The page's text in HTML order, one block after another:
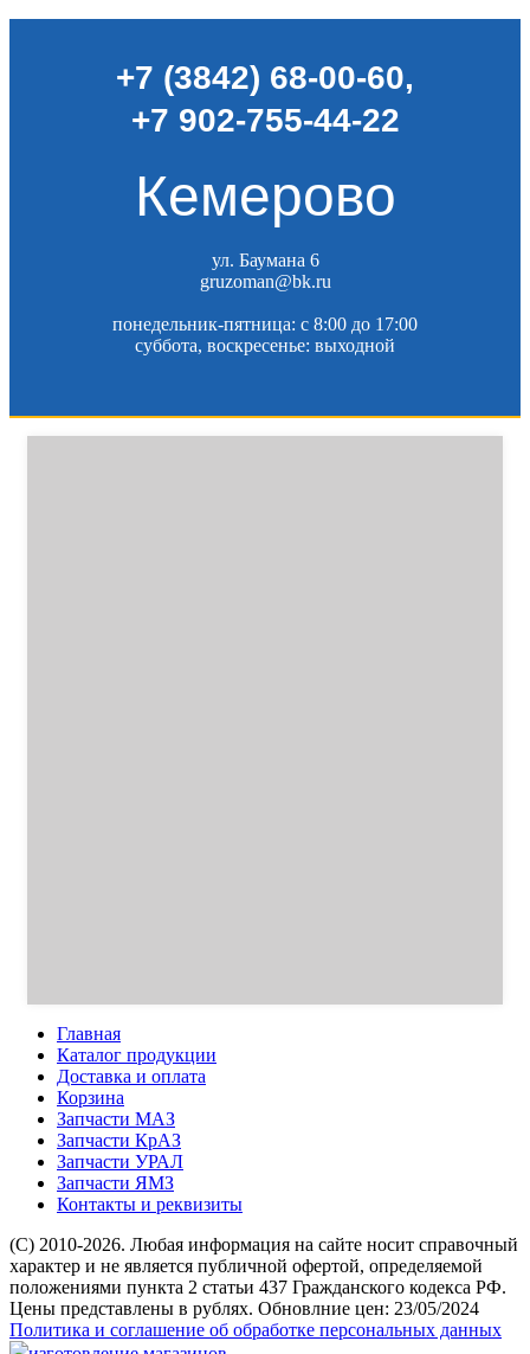
+7 (3842) 68-00-60,
+7 902-755-44-22
Кемерово
ул. Баумана 6
gruzoman@bk.ru
понедельник-пятница: c 8:00 до 17:00
суббота, воскресенье: выходной
Главная
Каталог продукции
Доставка и оплата
Корзина
Запчасти МАЗ
Запчасти КрАЗ
Запчасти УРАЛ
Запчасти ЯМЗ
Контакты и реквизиты
(C) 2010-2026. Любая информация на сайте носит справочный
характер и не является публичной офертой, определяемой
положениями пункта 2 статьи 437 Гражданского кодекса РФ.
Цены представлены в рублях. Обновлние цен: 23/05/2024
Политика и соглашение об обработке персональных данных